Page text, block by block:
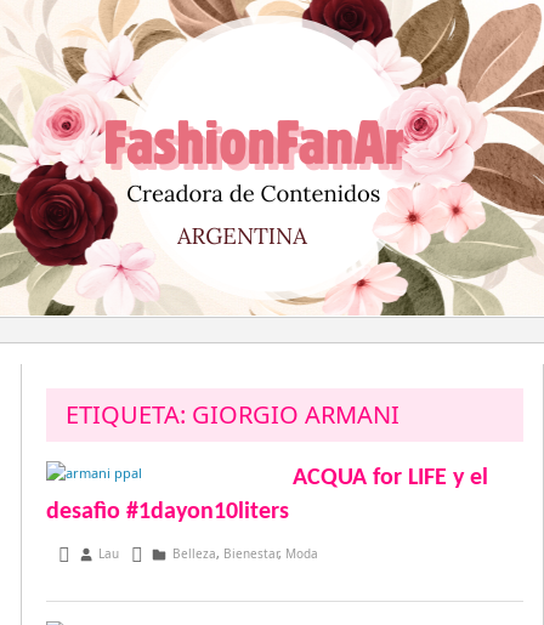
al
contenido
ETIQUETA: GIORGIO ARMANI
ACQUA for LIFE y el
desafìo #1dayon10liters
abril 19, 2015
Lau Belleza, Bienestar, Moda